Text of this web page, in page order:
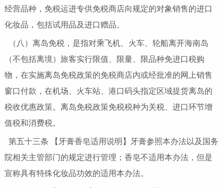
经营品种，免税运进专供免税商店向规定的对象销售的进口
化妆品，包括试用品及进口赠品。
（八）离岛免税，是指对乘飞机、火车、轮船离开海南岛
（不包括离境）旅客实行限值、限量、限品种免进口税购
物，在实施离岛免税政策的免税商店内或经批准的网上销售
窗口付款，在机场、火车站、港口码头指定区域提货离岛的
税收优惠政策。离岛免税政策免税税种为关税、进口环节增
值税和消费税。
第五十三条 【牙膏香皂适用说明】牙膏参照本办法以及国务
院相关主管部门的规定进行管理；香皂不适用本办法，但是
宣称具有特殊化妆品功效的适用本办法。